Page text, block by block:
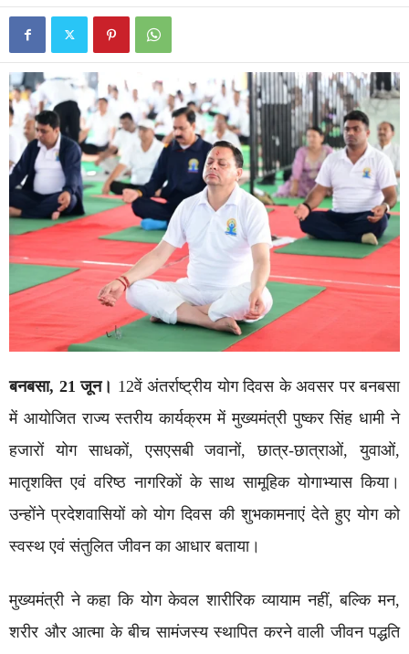
बनबसा, 21 जून। 12वें अंतर्राष्ट्रीय योग दिवस के अवसर पर बनबसा
में आयोजित राज्य स्तरीय कार्यक्रम में मुख्यमंत्री पुष्कर सिंह धामी ने
हजारों योग साधकों, एसएसबी जवानों, छात्र-छात्राओं, युवाओं,
मातृशक्ति एवं वरिष्ठ नागरिकों के साथ सामूहिक योगाभ्यास किया।
उन्होंने प्रदेशवासियों को योग दिवस की शुभकामनाएं देते हुए योग को
स्वस्थ एवं संतुलित जीवन का आधार बताया।
मुख्यमंत्री ने कहा कि योग केवल शारीरिक व्यायाम नहीं, बल्कि मन,
शरीर और आत्मा के बीच सामंजस्य स्थापित करने वाली जीवन पद्धति